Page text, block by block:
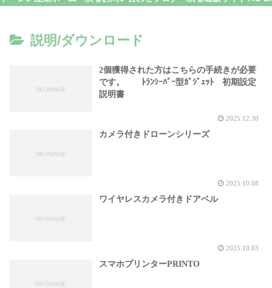
説明/ダウンロード
2個獲得された方はこちらの手続きが必要
です。 ﾄﾗﾝｼｰﾊﾞｰ型ｶﾞｼﾞｪｯﾄ 初期設定
説明書
2025.12.30
カメラ付きドローンシリーズ
2025.10.08
ワイヤレスカメラ付きドアベル
2025.10.03
スマホプリンターPRINTO